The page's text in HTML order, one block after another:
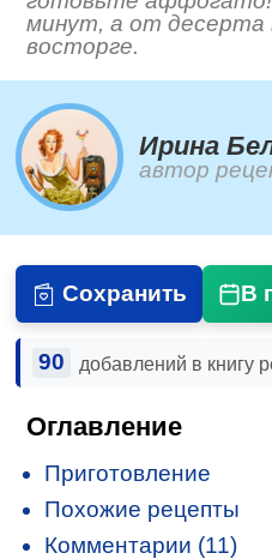
минут, а от десерта
восторге.
Ирина
автор
Сохранить В
90 добавлений в книгу
Оглавление
Приготовление
Похожие рецепты
Комментарии (11)